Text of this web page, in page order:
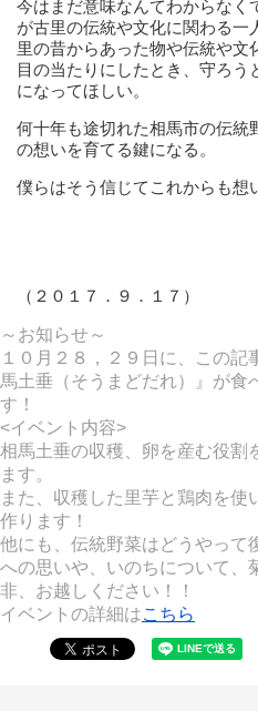
今はまだ意味なんてわからなく
が古里の伝統や文化に関わる一
里の昔からあった物や伝統や文
目の当たりにしたとき、守ろう
になってほしい。
何十年も途切れた相馬市の伝統
の想いを育てる鍵になる。
僕らはそう信じてこれからも想
（２０１７．９．１７）
～お知らせ～
１０月２８，２９日に、
この記
馬土垂（そうまどだれ）』 が食
す！
<イベント内容>
相馬土垂の収穫、卵を産む役割
ます。
また、収穫した里芋と鶏肉を使
作ります！
他にも、伝統野菜はどうやって
への思いや、いのちについて、
非、お越しください！！
イベントの詳細はこちら